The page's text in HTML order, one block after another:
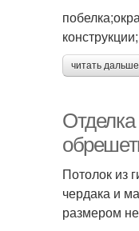
конструкции;
читать
Отделка
Потолок из
чердака и
размером